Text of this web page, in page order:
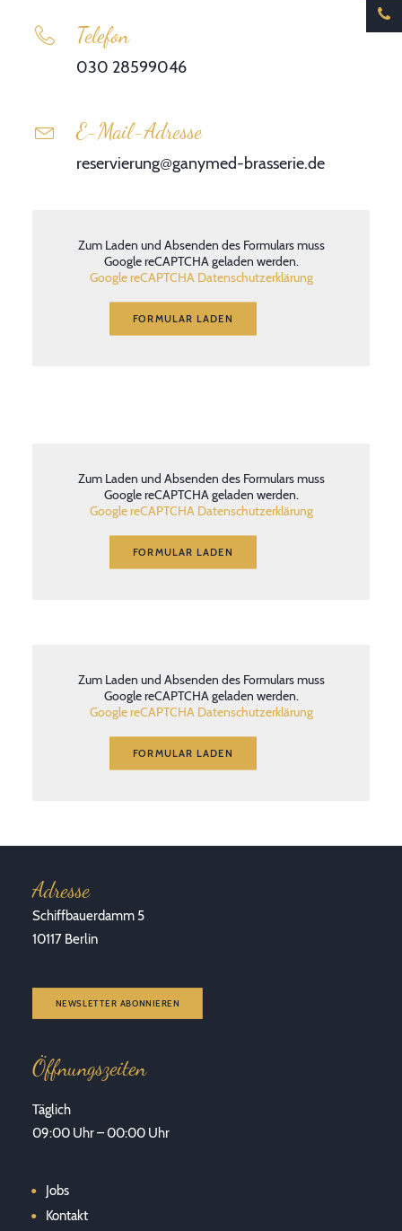
Telefon
030 28599046
E-Mail-Adresse
reservierung@ganymed-brasserie.de
Zum Laden und Absenden des Formulars muss
Google reCAPTCHA geladen werden.
Google reCAPTCHA Datenschutzerklärung
FORMULAR LADEN
Zum Laden und Absenden des Formulars muss
Google reCAPTCHA geladen werden.
Google reCAPTCHA Datenschutzerklärung
FORMULAR LADEN
Zum Laden und Absenden des Formulars muss
Google reCAPTCHA geladen werden.
Google reCAPTCHA Datenschutzerklärung
FORMULAR LADEN
Adresse
Schiffbauerdamm 5
10117 Berlin
NEWSLETTER ABONNIEREN
Öffnungszeiten
Täglich
09:00 Uhr – 00:00 Uhr
Jobs
Kontakt